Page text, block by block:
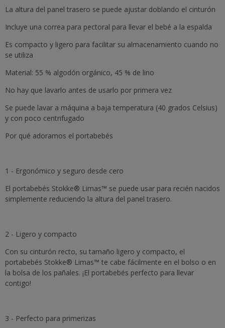
La altura del panel trasero se puede ajustar doblando el cinturón
Incluye una correa para pectoral para llevar el bebé a la espalda
Es compacto y ligero para facilitar su almacenamiento cuando no
se utiliza
Material: 55 % algodón orgánico, 45 % de lino
No hay que lavarlo antes de usarlo por primera vez
Se puede lavar a máquina a baja temperatura (40 grados Celsius)
y con poco centrifugado
Por qué adoramos el portabebés
1 - Ergonómico y seguro desde cero
El portabebés Stokke® Limas™ se puede usar para recién nacidos
simplemente reduciendo la altura del panel trasero.
2 - Ligero y compacto
Con su cinturón recto, su tamaño ligero y compacto, el
portabebés Stokke® Limas™ te cabe fácilmente en el bolso o en
la bolsa de los pañales. ¡El portabebés perfecto para llevar
contigo!
3 - Perfecto para primerizas